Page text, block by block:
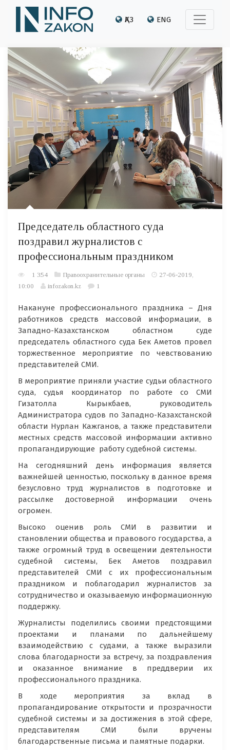
ҚАЗ ENG
Председатель областного суда
поздравил журналистов с
профессиональным праздником
1 354 Правоохранительные органы
27-06-2019,
10:00
infozakon.kz 1
Накануне профессионального праздника – Дня
работников средств массовой информации, в
Западно-Казахстанском областном суде
председатель областного суда Бек Аметов провел
торжественное мероприятие по чевствованию
представителей СМИ.
В мероприятие приняли участие судьи областного
суда, судья координатор по работе со СМИ
Гизатолла Кырыкбаев, руководитель
Администратора судов по Западно-Казахстанской
области Нурлан Кажганов, а также представители
местных средств массовой информации активно
пропагандирующие работу судебной системы.
На сегодняшний день информация является
важнейшей ценностью, поскольку в данное время
безусловно труд журналистов в подготовке и
рассылке достоверной информации очень
огромен.
Высоко оценив роль СМИ в развитии и
становлении общества и правового государства, а
также огромный труд в освещении деятельности
судебной системы, Бек Аметов поздравил
представителей СМИ с их профессиональным
праздником и поблагодарил журналистов за
сотрудничество и оказываемую информационную
поддержку.
Журналисты поделились своими предстоящими
проектами и планами по дальнейшему
взаимодействию с судами, а также выразили
слова благодарности за встречу, за поздравления
и оказанное внимание в преддверии их
профессионального праздника.
В ходе мероприятия за вклад в
пропагандирование открытости и прозрачности
судебной системы и за достижения в этой сфере,
представителям СМИ были вручены
благодарственные письма и памятные подарки.